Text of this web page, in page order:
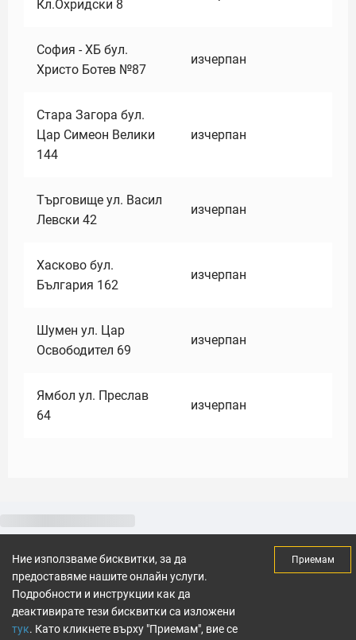
Кл.Охридски 8
София - ХБ бул.
Христо Ботев №87
изчерпан
Стара Загора бул.
Цар Симеон Велики
144
изчерпан
Търговище ул. Васил
Левски 42
изчерпан
Хасково бул.
България 162
изчерпан
Шумен ул. Цар
Освободител 69
изчерпан
Ямбол ул. Преслав
64
изчерпан
Ние използваме бисквитки, за да
предоставяме нашите онлайн услуги.
Подробности и инструкции как да
деактивирате тези бисквитки са изложени
тук. Като кликнете върху "Приемам", вие се
Приемам